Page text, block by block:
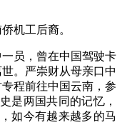
机工后裔。
员，曾在中国驾驶卡
。严崇财从母亲口中
程前往中国云南，参
是两国共同的记忆，
如今有越来越多的马